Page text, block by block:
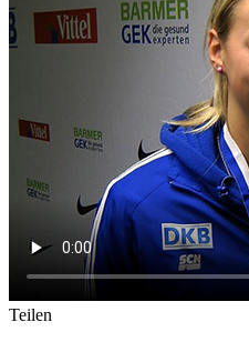
Teilen